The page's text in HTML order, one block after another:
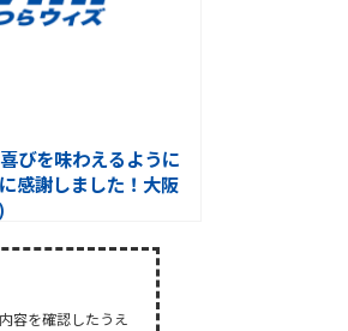
びを味わえるように
感謝しました！大阪
容を確認したうえ